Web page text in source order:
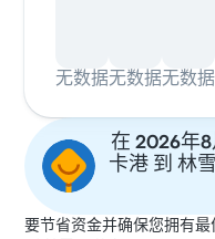
无数据无数据无数据
在 2026年8
卡港 到 林
要节省资金并确保您拥有